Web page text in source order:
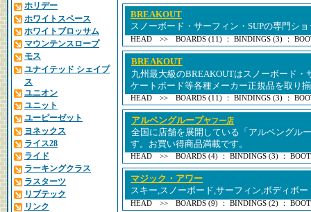
ホリデー
ホワイトスペース
ホワイトブロッサム
マウンテンスロープ
モス
ユナイテッド シェイプ
ス
ユニオン
ユニット
ユーピーゼット
ヨネックス
ライス28
ライド
ラーキングクラス
ラスターツ
リブテック
リンク
BREAKOUT
スノーボード・サーフィン・SUPの専門ショ
HEAD >> BOARDS (11) ： BINDINGS (3) ：
BREAKOUT
九州最大級のBREAKOUTはスノーボード
ケートボード等各種メーカー正規品を取り
HEAD >> BOARDS (11) ： BINDINGS (3) ：
アルペングループヤフー店
全国に店舗を展開している「アルペングル
す。お買い得商品満載です。
HEAD >> BOARDS (4) ： BINDINGS (3) ：
マジック・アワー
スキー,スノーボード,サーフィン,ボディボ
HEAD >> BOARDS (9) ： BINDINGS (2) ：